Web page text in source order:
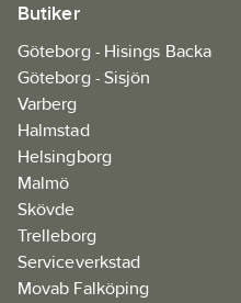
Butiker
Göteborg - Hisings Backa
Göteborg - Sisjön
Varberg
Halmstad
Helsingborg
Malmö
Skövde
Trelleborg
Serviceverkstad
Movab Falköping